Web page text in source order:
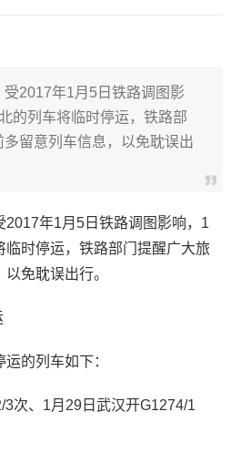
2017年1月5日铁路调图影
的列车将临时停运，铁路部
留意列车信息，以免耽误出
年1月5日铁路调图影响，1
临时停运，铁路部门提醒广大旅
免耽误出行。
的列车如下：
次、1月29日武汉开G1274/1